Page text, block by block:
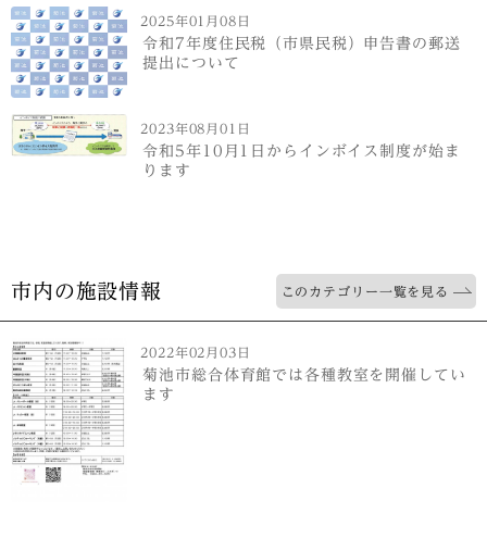
2025年01月08日
令和7年度住民税（市県民税）申告書の郵送
提出について
2023年08月01日
令和5年10月1日からインボイス制度が始ま
ります
市内の施設情報 このカテゴリー一覧を見る
2022年02月03日
菊池市総合体育館では各種教室を開催してい
ます